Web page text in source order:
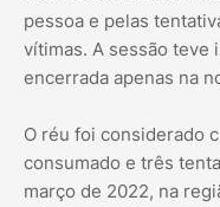
pessoa e pelas
vítimas. A sessão teve
encerrada apenas na
O réu foi considerado
consumado e três
março de 2022, na